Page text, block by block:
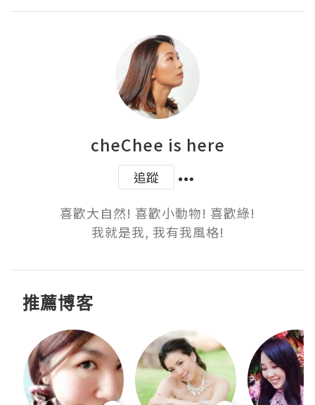
cheChee is here
追蹤
喜歡大自然! 喜歡小動物! 喜歡綠!
我就是我, 我有我風格!
推薦博客